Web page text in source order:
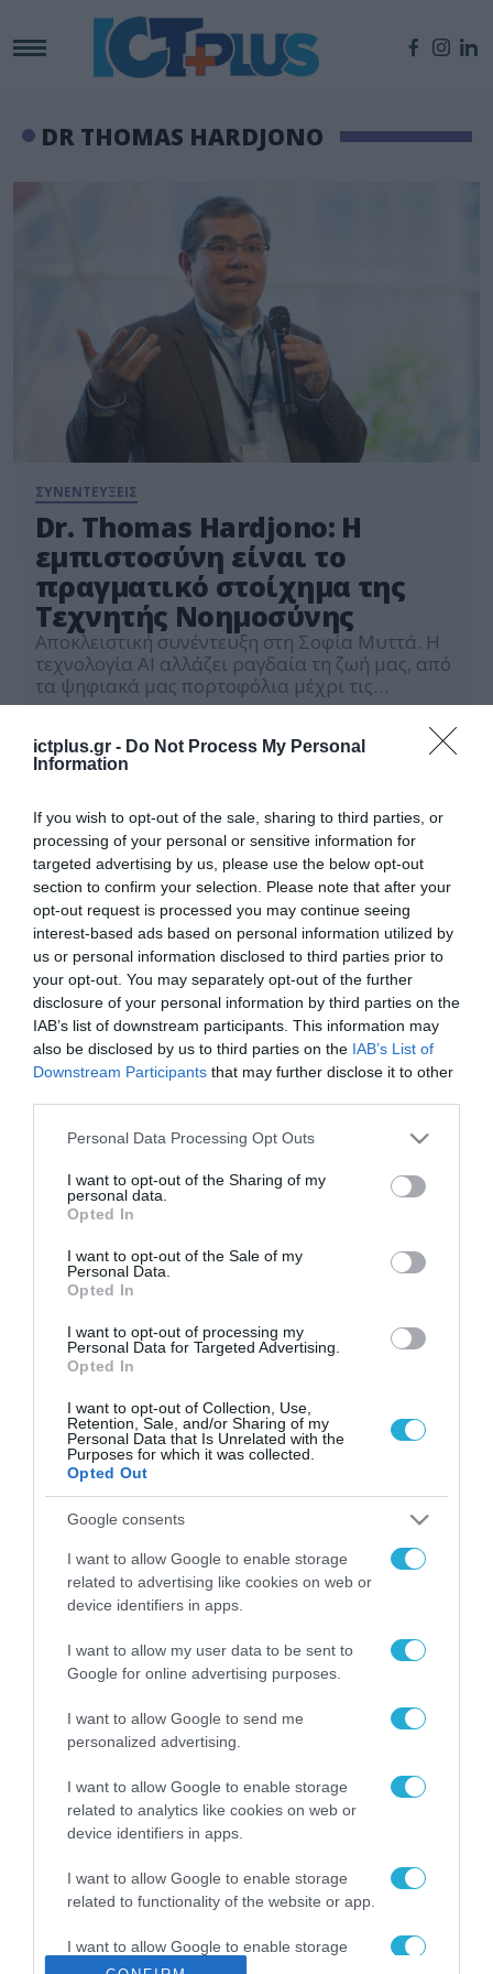
ictplus.gr - Do Not Process My Personal
Information
If you wish to opt-out of the sale, sharing to third parties, or
processing of your personal or sensitive information for
targeted advertising by us, please use the below opt-out
section to confirm your selection. Please note that after your
opt-out request is processed you may continue seeing
interest-based ads based on personal information utilized by
us or personal information disclosed to third parties prior to
your opt-out. You may separately opt-out of the further
disclosure of your personal information by third parties on the
IAB’s list of downstream participants. This information may
also be disclosed by us to third parties on the IAB’s List of
Downstream Participants that may further disclose it to other
Please note that this website/app uses one or more Google
not limited to your visit or usage behaviour. You may click to
grant or deny consent to Google and its third-party tags to
use your data for below specified purposes in below Google
consent section.
Personal Data Processing Opt Outs
I want to opt-out of the Sharing of my
personal data.
Opted In
I want to opt-out of the Sale of my
Personal Data.
Opted In
I want to opt-out of processing my
Personal Data for Targeted Advertising.
Opted In
I want to opt-out of Collection, Use,
Retention, Sale, and/or Sharing of my
Personal Data that Is Unrelated with the
Purposes for which it was collected.
Opted Out
Google consents
I want to allow Google to enable storage
related to advertising like cookies on web or
device identifiers in apps.
I want to allow my user data to be sent to
Google for online advertising purposes.
I want to allow Google to send me
personalized advertising.
I want to allow Google to enable storage
related to analytics like cookies on web or
device identifiers in apps.
I want to allow Google to enable storage
related to functionality of the website or app.
I want to allow Google to enable storage
related to personalization.
DR THOMAS HARDJONO
ΣΥΝΕΝΤΕΥΞΕΙΣ
Dr. Thomas Hardjono: Η
εμπιστοσύνη είναι το
πραγματικό στοίχημα της
Τεχνητής Νοημοσύνης
Αποκλειστική συνέντευξη στη Σοφία Μυττά. Η
τεχνολογία AI αλλάζει ραγδαία τη ζωή μας, από
τα ψηφιακά μας πορτοφόλια μέχρι τις
αποφάσεις που επηρεάζουν την
καθημερινότητά μας. Ο Dr. Thomas Hardjono,
CTO του MIT Connection Science και Τεχνικός
Διευθυντής του MIT Trust-Data Consortium,
παραχώρησε στο 12ο τεύχος του περιοδικού AI
Report, πώς η ψηφιακή […]
ΡΟΗ ΕΙΔΗΣΕΩΝ
Το χρηματοδοτούμενο
από την ΕΕ έργο “The
Gaming Police”
ενισχύει την ασφάλεια
των παιδιών στο
διαδίκτυο
31.07.2026
ΑΑΔΕ: Διευκρινίσεις
για τα πρόστιμα σε
αφορούν τους ΦΗΜ
Σ. Καλαφάτης: «Η
Τεχνητή Νοημοσύνη
δεν είναι απλώς μια
μια νέα βιομηχανική
επανάσταση»
Νέος οδηγός του ΕΚΤ
των ελληνικών